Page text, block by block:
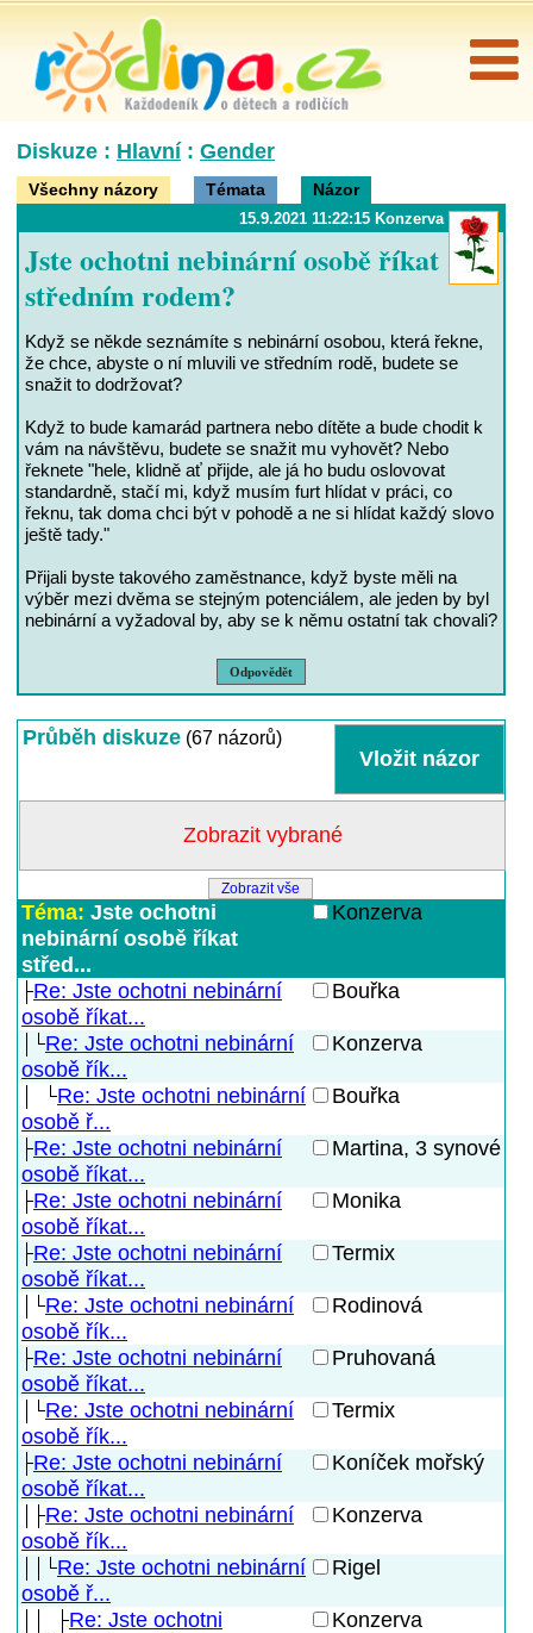
Diskuze : Hlavní: Gender
Všechny názory Témata Názor
15.9.2021 11:22:15 Konzerva
Jste ochotni nebinární osobě říkat
středním rodem?
Když se někde seznámíte s nebinární osobou, která řekne,
že chce, abyste o ní mluvili ve středním rodě, budete se
snažit to dodržovat?
Když to bude kamarád partnera nebo dítěte a bude chodit k
vám na návštěvu, budete se snažit mu vyhovět? Nebo
řeknete "hele, klidně ať přijde, ale já ho budu oslovovat
standardně, stačí mi, když musím furt hlídat v práci, co
řeknu, tak doma chci být v pohodě a ne si hlídat každý slovo
ještě tady."
Přijali byste takového zaměstnance, když byste měli na
výběr mezi dvěma se stejným potenciálem, ale jeden by byl
nebinární a vyžadoval by, aby se k němu ostatní tak chovali?
Odpovědět
Průběh diskuze (67 názorů)
Zobrazit vše
Téma: Jste ochotni
nebinární osobě říkat
střed...
Konzerva
Re: Jste ochotni nebinární
osobě říkat...
Bouřka
Re: Jste ochotni nebinární
osobě řík...
Konzerva
Re: Jste ochotni nebinární
osobě ř...
Bouřka
Re: Jste ochotni nebinární
osobě říkat...
Martina, 3 synové
Re: Jste ochotni nebinární
osobě říkat...
Monika
Re: Jste ochotni nebinární
osobě říkat...
Termix
Re: Jste ochotni nebinární
osobě řík...
Rodinová
Re: Jste ochotni nebinární
osobě říkat...
Pruhovaná
Re: Jste ochotni nebinární
osobě řík...
Termix
Re: Jste ochotni nebinární
osobě říkat...
Koníček mořský
Re: Jste ochotni nebinární
osobě řík...
Konzerva
Re: Jste ochotni nebinární
osobě ř...
Rigel
Re: Jste ochotni
Konzerva